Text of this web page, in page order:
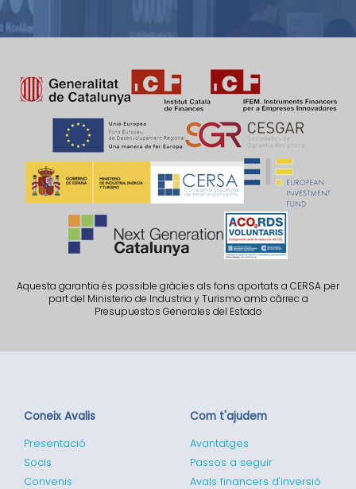
Aquesta garantia és possible gràcies als fons aportats a CERSA per
part del Ministerio de Industria y Turismo amb càrrec a
Presupuestos Generales del Estado
Coneix Avalis
Presentació
Socis
Convenis
Com t'ajudem
Avantatges
Passos a seguir
Avals financers d'inversió